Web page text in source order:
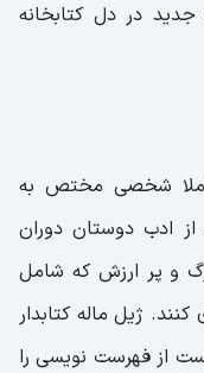
در دل کتابخانه
شخصی مختص به
ادب دوستان دوران
و پر ارزش که شامل
کنند. ژیل ماله کتابدار
از فهرست نویسی را